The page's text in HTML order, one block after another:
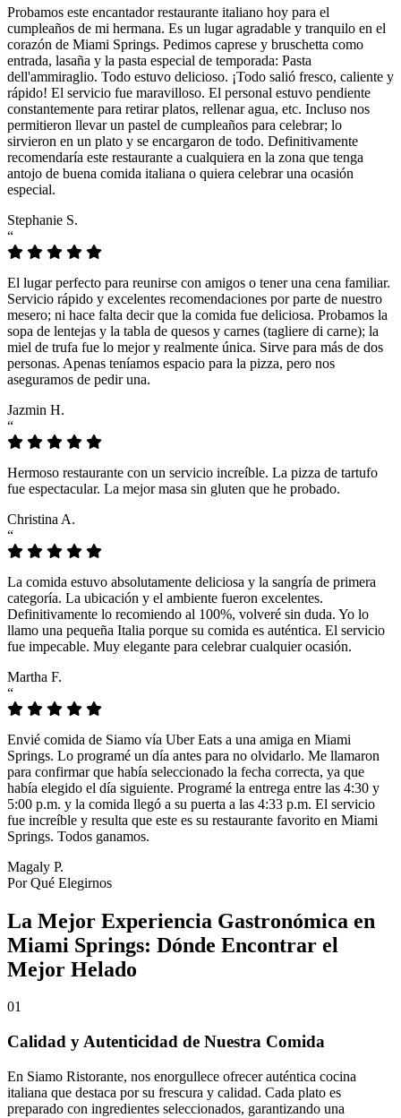
Probamos este encantador restaurante italiano hoy para el
cumpleaños de mi hermana. Es un lugar agradable y tranquilo en el
corazón de Miami Springs. Pedimos caprese y bruschetta como
entrada, lasaña y la pasta especial de temporada: Pasta
dell'ammiraglio. Todo estuvo delicioso. ¡Todo salió fresco, caliente y
rápido! El servicio fue maravilloso. El personal estuvo pendiente
constantemente para retirar platos, rellenar agua, etc. Incluso nos
permitieron llevar un pastel de cumpleaños para celebrar; lo
sirvieron en un plato y se encargaron de todo. Definitivamente
recomendaría este restaurante a cualquiera en la zona que tenga
antojo de buena comida italiana o quiera celebrar una ocasión
especial.
Stephanie S.
“
El lugar perfecto para reunirse con amigos o tener una cena familiar.
Servicio rápido y excelentes recomendaciones por parte de nuestro
mesero; ni hace falta decir que la comida fue deliciosa. Probamos la
sopa de lentejas y la tabla de quesos y carnes (tagliere di carne); la
miel de trufa fue lo mejor y realmente única. Sirve para más de dos
personas. Apenas teníamos espacio para la pizza, pero nos
aseguramos de pedir una.
Jazmin H.
“
Hermoso restaurante con un servicio increíble. La pizza de tartufo
fue espectacular. La mejor masa sin gluten que he probado.
Christina A.
“
La comida estuvo absolutamente deliciosa y la sangría de primera
categoría. La ubicación y el ambiente fueron excelentes.
Definitivamente lo recomiendo al 100%, volveré sin duda. Yo lo
llamo una pequeña Italia porque su comida es auténtica. El servicio
fue impecable. Muy elegante para celebrar cualquier ocasión.
Martha F.
“
Envié comida de Siamo vía Uber Eats a una amiga en Miami
Springs. Lo programé un día antes para no olvidarlo. Me llamaron
para confirmar que había seleccionado la fecha correcta, ya que
había elegido el día siguiente. Programé la entrega entre las 4:30 y
5:00 p.m. y la comida llegó a su puerta a las 4:33 p.m. El servicio
fue increíble y resulta que este es su restaurante favorito en Miami
Springs. Todos ganamos.
Magaly P.
Por Qué Elegirnos
La Mejor Experiencia Gastronómica en
Miami Springs: Dónde Encontrar el
Mejor Helado
01
Calidad y Autenticidad de Nuestra Comida
En Siamo Ristorante, nos enorgullece ofrecer auténtica cocina
italiana que destaca por su frescura y calidad. Cada plato es
preparado con ingredientes seleccionados, garantizando una